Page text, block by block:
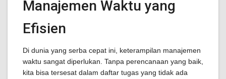
Manajemen Waktu yang
Efisien
Di dunia yang serba cepat ini, keterampilan manajemen
waktu sangat diperlukan. Tanpa perencanaan yang baik,
kita bisa tersesat dalam daftar tugas yang tidak ada